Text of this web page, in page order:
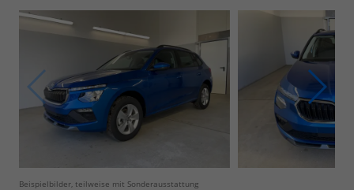
Beispielbilder, teilweise mit Sonderausstattung